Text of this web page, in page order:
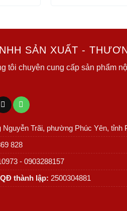
SẢN XUẤT -
tôi chuyên cung cấp sản phẩm
Nguyễn Trãi, phường Phúc Yên, tỉnh
828
- 0903288157
thành lập: 2500304881